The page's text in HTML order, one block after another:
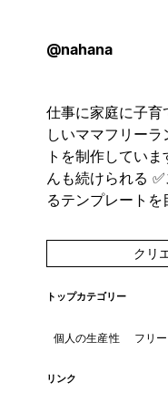
@nahana
仕事に家庭に子
しいママフリー
トを制作してい
んも続けられる
るテンプレートを
クリ
トップカテゴリー
個人の生産性 フリ
リンク